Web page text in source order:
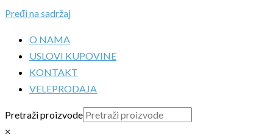
Pređi na sadržaj
O NAMA
USLOVI KUPOVINE
KONTAKT
VELEPRODAJA
Pretraži proizvode
×